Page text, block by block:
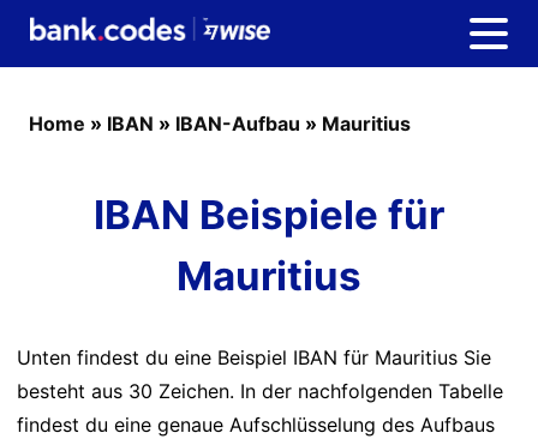
Home » IBAN » IBAN-Aufbau » Mauritius
IBAN Beispiele für
Mauritius
Unten findest du eine Beispiel IBAN für Mauritius Sie
besteht aus 30 Zeichen. In der nachfolgenden Tabelle
findest du eine genaue Aufschlüsselung des Aufbaus